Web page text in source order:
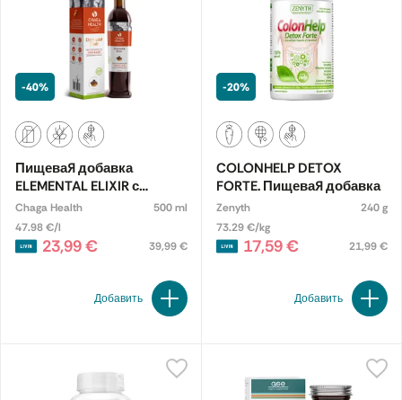
-40%
Пищевая добавка
ELEMENTAL ELIXIR с
черным березовым
грибом (chaga),
органическая
Chaga Health
500 ml
47.98 €/l
23,99 € 39,99 €
Добавить
-20%
COLONHELP DETOX
FORTE. Пищевая добавка
Zenyth
240 g
73.29 €/kg
17,59 € 21,99 €
Добавить